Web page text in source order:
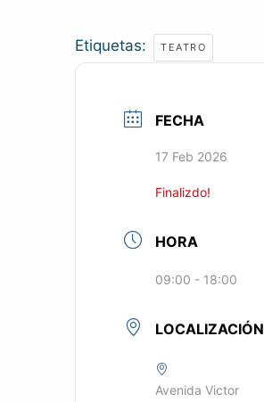
Etiquetas: TEATRO
FECHA
17 Feb 2026
Finalizdo!
HORA
09:00 - 18:00
LOCALIZACIÓN
Avenida Victor